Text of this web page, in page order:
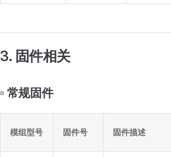
3. 固件相关
▫️ 常规固件
模组型号 固件号 固件描述